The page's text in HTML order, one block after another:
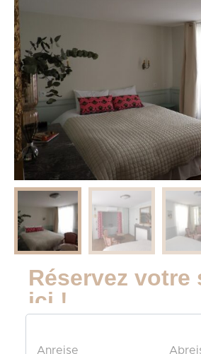
Réservez votre
ici !
Description